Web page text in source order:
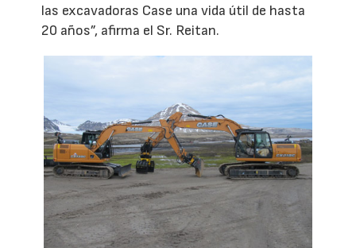
las excavadoras Case una vida útil de hasta
20 años”, afirma el Sr. Reitan.